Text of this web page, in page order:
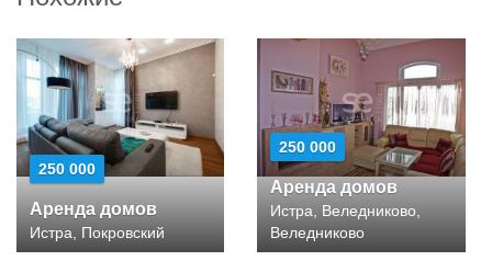
250 000
Аренда домов
Истра, Покровский
250 000
Аренда домов
Истра, Веледниково,
Веледниково